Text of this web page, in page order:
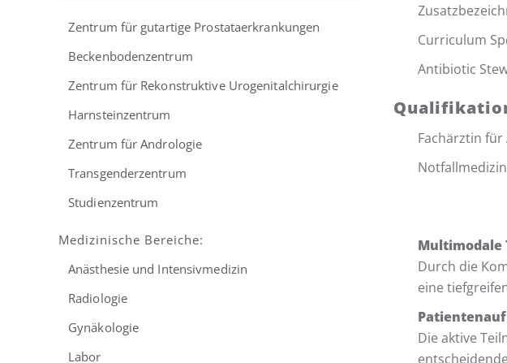
Curriculum
Antibiotic
Fachärztin für
Notfallmedizin
Multimodale
Durch die
eine
Die aktive
Zentrum für gut­artige Pro­stata­erkran­kungen
Beckenbodenzentrum
Zentrum für Rekonstruktive Urogenitalchirurgie
Harnsteinzentrum
Zentrum für Andrologie
Transgenderzentrum
Studienzentrum
Medizinische Bereiche:
Anästhesie und Intensivmedizin
Radiologie
Gynäkologie
Labor